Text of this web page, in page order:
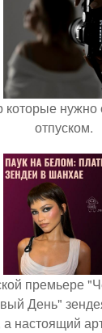
которые нужно
отпуском.
премьере
День"
настоящий